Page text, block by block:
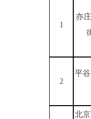
1
亦
2
平
北